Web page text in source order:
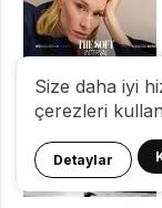
Size daha iyi
çerezleri
Detaylar